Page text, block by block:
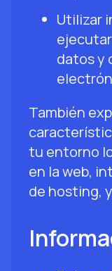
Utilizar
datos y
También
tu entorno
en la web,
de hosting,